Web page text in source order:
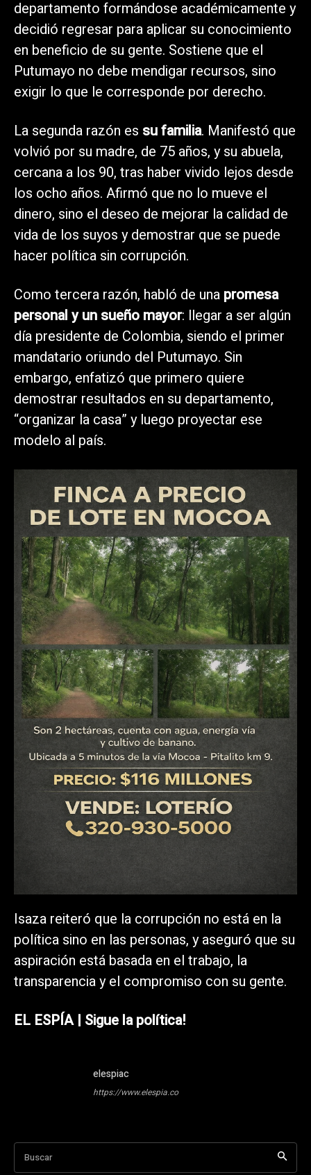
departamento formándose académicamente y
decidió regresar para aplicar su conocimiento
en beneficio de su gente. Sostiene que el
Putumayo no debe mendigar recursos, sino
exigir lo que le corresponde por derecho.
La segunda razón es su familia. Manifestó que
volvió por su madre, de 75 años, y su abuela,
cercana a los 90, tras haber vivido lejos desde
los ocho años. Afirmó que no lo mueve el
dinero, sino el deseo de mejorar la calidad de
vida de los suyos y demostrar que se puede
hacer política sin corrupción.
Como tercera razón, habló de una promesa
personal y un sueño mayor: llegar a ser algún
día presidente de Colombia, siendo el primer
mandatario oriundo del Putumayo. Sin
embargo, enfatizó que primero quiere
demostrar resultados en su departamento,
“organizar la casa” y luego proyectar ese
modelo al país.
Isaza reiteró que la corrupción no está en la
política sino en las personas, y aseguró que su
aspiración está basada en el trabajo, la
transparencia y el compromiso con su gente.
EL ESPÍA | Sigue la política!
elespiac
https://www.elespia.co
Buscar